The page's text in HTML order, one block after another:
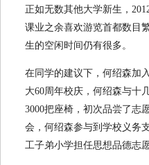
正如无数其他大学新生，
课业之余喜欢游览首都数目
生的空闲时间仍有很多。
在同学的建议下，何绍森加
大60周年校庆，何绍森与十
3000把座椅，初次品尝了志
会，何绍森参与到学校义务
工子弟小学担任思想品德志